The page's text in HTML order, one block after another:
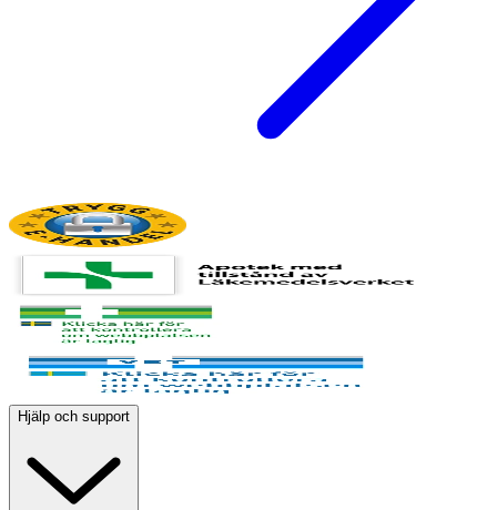
Hjälp och support